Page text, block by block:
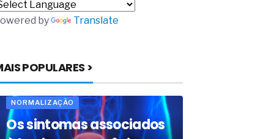
by Translate
POPULARES >
NORMALIZAÇÃO
Os sintomas associados